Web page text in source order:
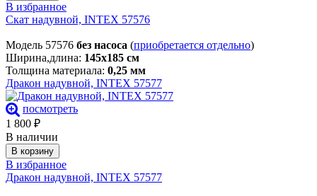
В избранное
Скат надувной, INTEX 57576
Модель 57576 без насоса (приобретается отдельно)
Ширина,длина: 145х185 см
Толщина материала: 0,25 мм
Дракон надувной, INTEX 57577
посмотреть
1 800 ₽
В наличии
В корзину
В избранное
Дракон надувной, INTEX 57577